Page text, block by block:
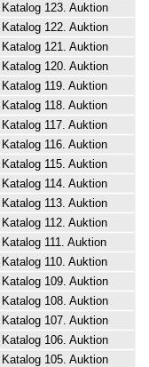
Katalog 123. Auktion
Katalog 122. Auktion
Katalog 121. Auktion
Katalog 120. Auktion
Katalog 119. Auktion
Katalog 118. Auktion
Katalog 117. Auktion
Katalog 116. Auktion
Katalog 115. Auktion
Katalog 114. Auktion
Katalog 113. Auktion
Katalog 112. Auktion
Katalog 111. Auktion
Katalog 110. Auktion
Katalog 109. Auktion
Katalog 108. Auktion
Katalog 107. Auktion
Katalog 106. Auktion
Katalog 105. Auktion